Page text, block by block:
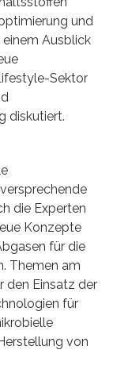
und
Ausblick
Sektor
diskutiert.
die Experten
Konzepte
für die
Themen am
den Einsatz der
für
von